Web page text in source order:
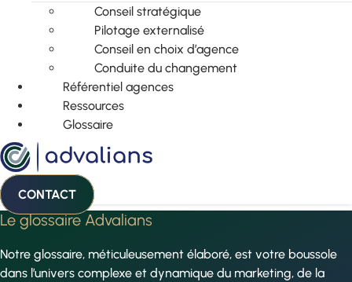
Conseil stratégique
Pilotage externalisé
Conseil en choix d’agence
Conduite du changement
Référentiel agences
Ressources
Glossaire
CONTACT
Le glossaire Advalians
Notre glossaire, méticuleusement élaboré, est votre boussole
dans l’univers complexe et dynamique du marketing, de la